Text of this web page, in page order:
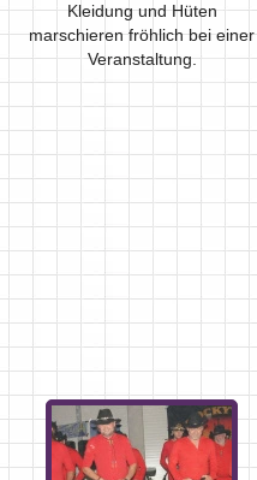
Kleidung und Hüten
marschieren fröhlich bei einer
Veranstaltung.